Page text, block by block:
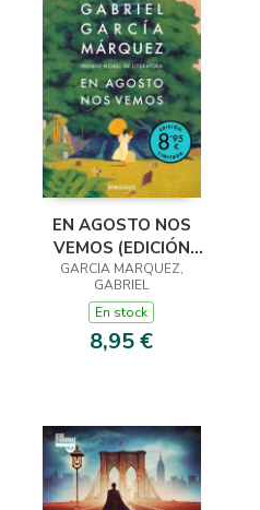
EN AGOSTO NOS
VEMOS (EDICIÓN
LIMITADA)
GARCIA MARQUEZ,
GABRIEL
En stock
8,95 €